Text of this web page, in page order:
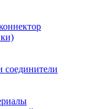
соединители